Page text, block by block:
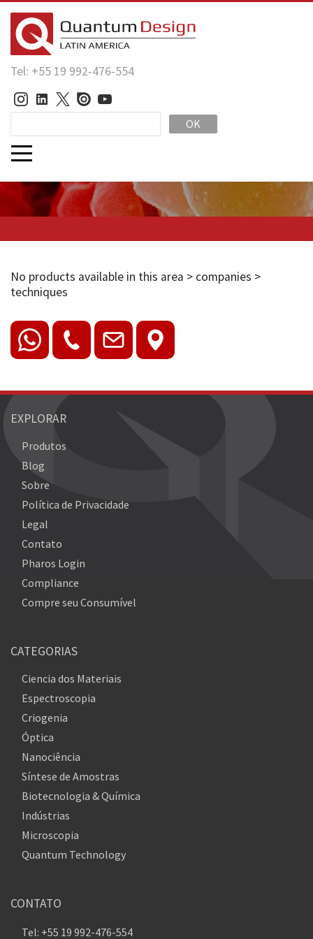
Tel: +55 19 992-476-554
OK
No products available in this area > companies >
techniques
EXPLORAR
Produtos
Blog
Sobre
Política de Privacidade
Legal
Contato
Pharos Login
Compliance
Compre seu Consumível
CATEGORIAS
Ciencia dos Materiais
Espectroscopia
Criogenia
Óptica
Nanociência
Síntese de Amostras
Biotecnologia & Química
Indústrias
Microscopia
Quantum Technology
CONTATO
Tel: +55 19 992-476-554